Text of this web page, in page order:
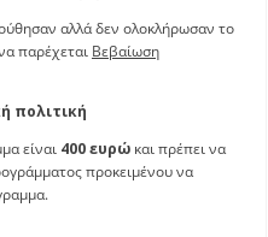
αλλά δεν ολοκλήρωσαν το
παρέχεται Βεβαίωση
πολιτική
είναι 400 ευρώ και πρέπει να
προκειμένου να